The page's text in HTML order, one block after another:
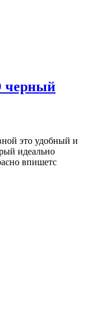
черный
это удобный и
идеально
впишетс